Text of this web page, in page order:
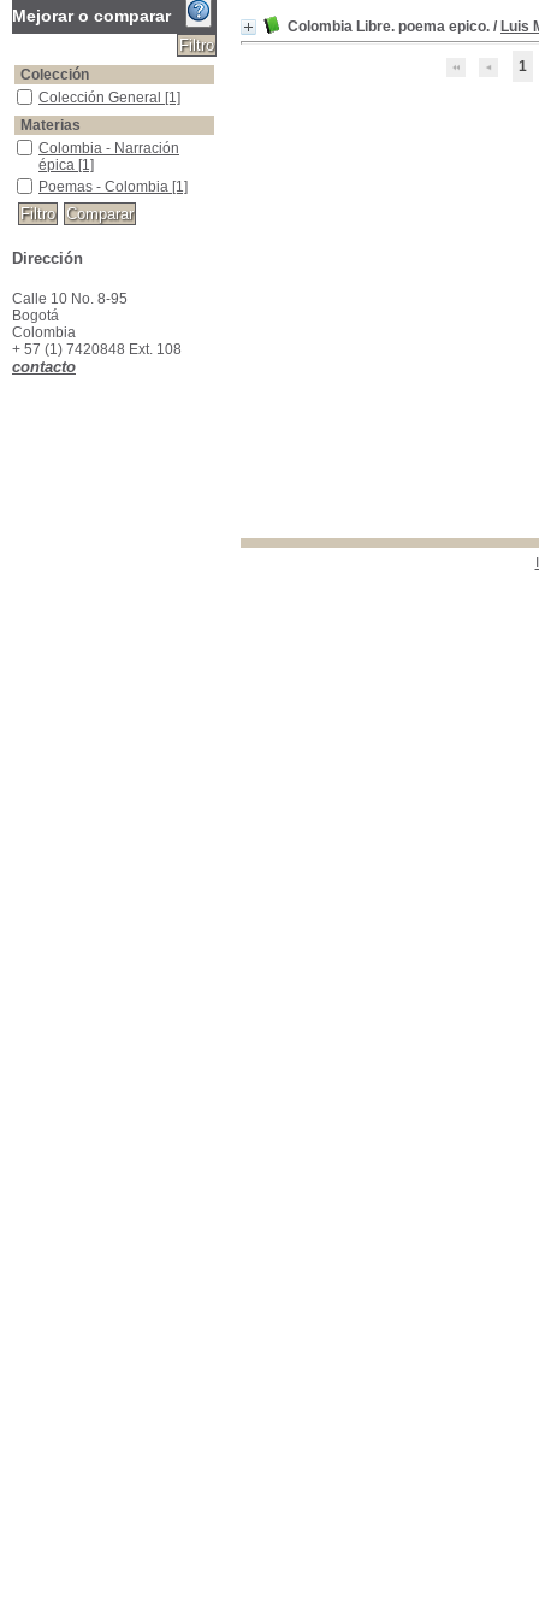
Colombia Libre. poema epico. / Luis
1
Mejorar o comparar
Colección
Colección General
Colección General [1]
Materias
Colombia - Narración épica
Colombia - Narración
épica [1]
Poemas - Colombia
Poemas - Colombia [1]
Dirección
Calle 10 No. 8-95
Bogotá
Colombia
+ 57 (1) 7420848 Ext. 108
contacto